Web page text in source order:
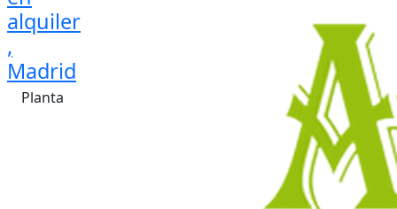
alquiler
,
Madrid
Planta